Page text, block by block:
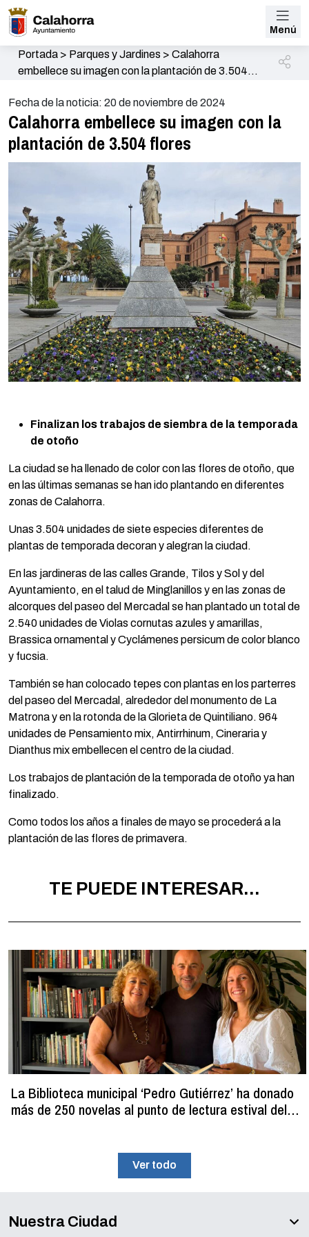
Menú
Portada> Parques y Jardines > Calahorra
embellece su imagen con la plantación de 3.504
Fecha de la noticia: 20 de noviembre de 2024
Calahorra embellece su imagen con la
plantación de 3.504 flores
Finalizan los trabajos de siembra de la temporada
de otoño
La ciudad se ha llenado de color con las flores de otoño, que
en las últimas semanas se han ido plantando en diferentes
zonas de Calahorra.
Unas 3.504 unidades de siete especies diferentes de
plantas de temporada decoran y alegran la ciudad.
En las jardineras de las calles Grande, Tilos y Sol y del
Ayuntamiento, en el talud de Minglanillos y en las zonas de
alcorques del paseo del Mercadal se han plantado un total de
2.540 unidades de Violas cornutas azules y amarillas,
Brassica ornamental y Cyclámenes persicum de color blanco
y fucsia.
También se han colocado tepes con plantas en los parterres
del paseo del Mercadal, alrededor del monumento de La
Matrona y en la rotonda de la Glorieta de Quintiliano. 964
unidades de Pensamiento mix, Antirrhinum, Cineraria y
Dianthus mix embellecen el centro de la ciudad.
Los trabajos de plantación de la temporada de otoño ya han
finalizado.
Como todos los años a finales de mayo se procederá a la
plantación de las flores de primavera.
TE PUEDE INTERESAR...
La Biblioteca municipal ‘Pedro Gutiérrez’ ha donado
más de 250 novelas al punto de lectura estival del
Ver todo
Nuestra Ciudad